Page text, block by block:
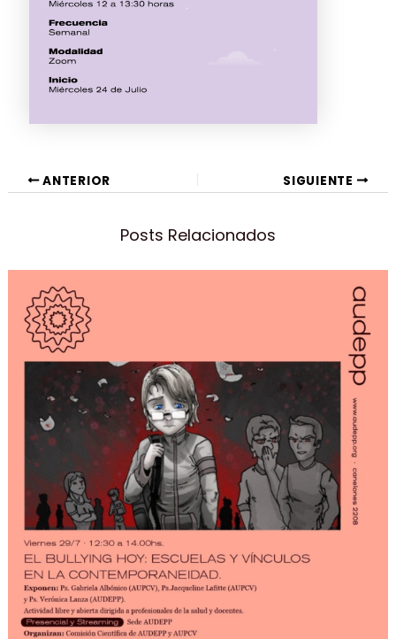
Navegación
ANTERIOR SIGUIENTE
Posts Relacionados